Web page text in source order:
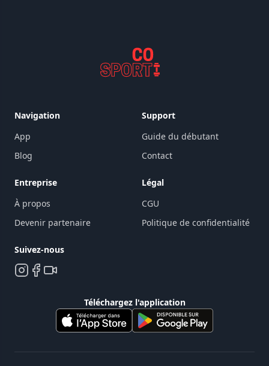
Navigation
App
Blog
Support
Guide du débutant
Contact
Entreprise
À propos
Devenir partenaire
Légal
CGU
Politique de confidentialité
Suivez-nous
Téléchargez l'application